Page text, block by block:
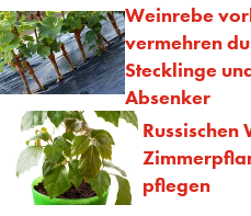
Weinrebe
vermehren
Stecklinge
Absenker
Russischen
pflegen